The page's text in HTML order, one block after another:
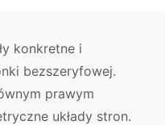
konkretne i
bezszeryfowej.
prawym
układy stron.